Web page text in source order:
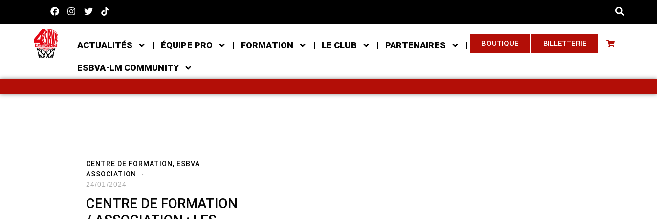
ACTUALITÉS ÉQUIPE PRO FORMATION LE CLUB PARTENAIRES
ESBVA-LM COMMUNITY
BOUTIQUE BILLETTERIE
CENTRE DE FORMATION , ESBVA
ASSOCIATION
24/01/2024
CENTRE DE FORMATION